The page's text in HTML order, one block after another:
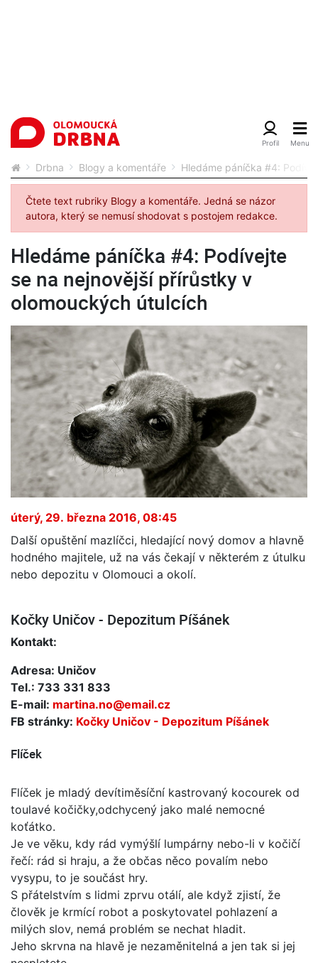
Drbna Blogy a komentáře Hledáme páníčka #4:
Čtete text rubriky Blogy a komentáře. Jedná se názor
autora, který se nemusí shodovat s postojem redakce.
Hledáme páníčka #4: Podívejte
se na nejnovější přírůstky v
olomouckých útulcích
úterý, 29. března 2016, 08:45
Další opuštění mazlíčci, hledající nový domov a hlavně
hodného majitele, už na vás čekají v některém z útulku
nebo depozitu v Olomouci a okolí.
Kočky Uničov - Depozitum Píšánek
Kontakt:
Adresa: Uničov
Tel.: 733 331 833
E-mail: martina.no@email.cz
FB stránky: Kočky Uničov - Depozitum Píšánek
Flíček
Flíček je mladý devítiměsíční kastrovaný kocourek od
toulavé kočičky,odchycený jako malé nemocné
koťátko.
Je ve věku, kdy rád vymýšlí lumpárny nebo-li v kočičí
řečí: rád si hraju, a že občas něco povalím nebo
vysypu, to je součást hry.
S přátelstvím s lidmi zprvu otálí, ale když zjistí, že
člověk je krmící robot a poskytovatel pohlazení a
milých slov, nemá problém se nechat hladit.
Jeho skrvna na hlavě je nezaměnitelná a jen tak si jej